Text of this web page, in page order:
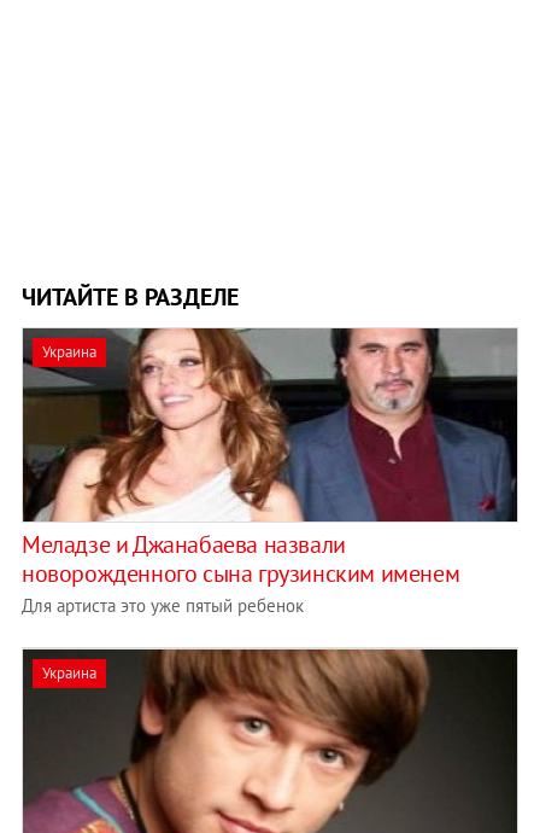
ЧИТАЙТЕ В РАЗДЕЛЕ
Украина
Меладзе и Джанабаева назвали
новорожденного сына грузинским именем
Для артиста это уже пятый ребенок
Украина